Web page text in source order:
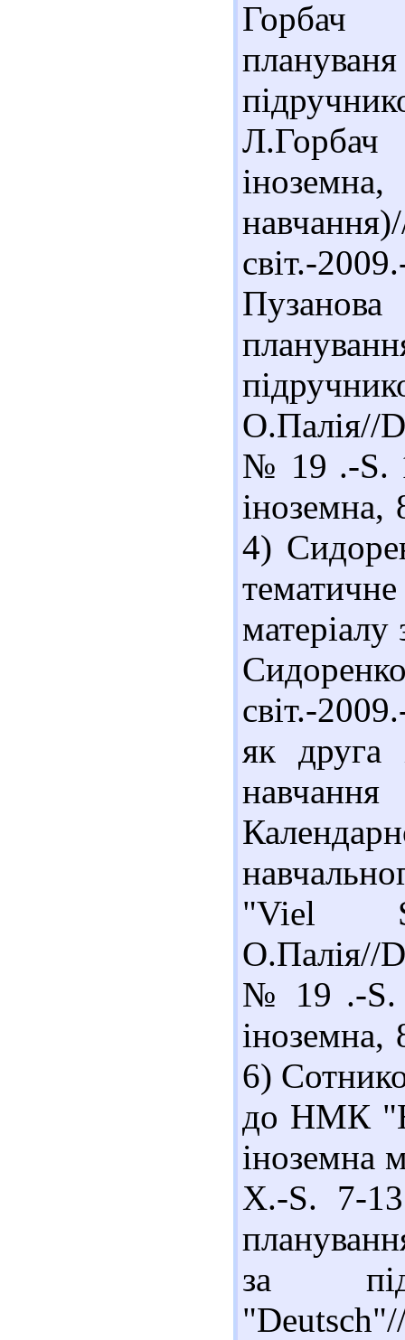
Горбач
світ.-
О.Палія//
№ 19 .-S.
іноземна,
4)
світ.-
як друга
"Viel
О.Палія//
№ 19 .-S.
іноземна,
6)
до НМК
іноземна
Х.-S. 7-
за